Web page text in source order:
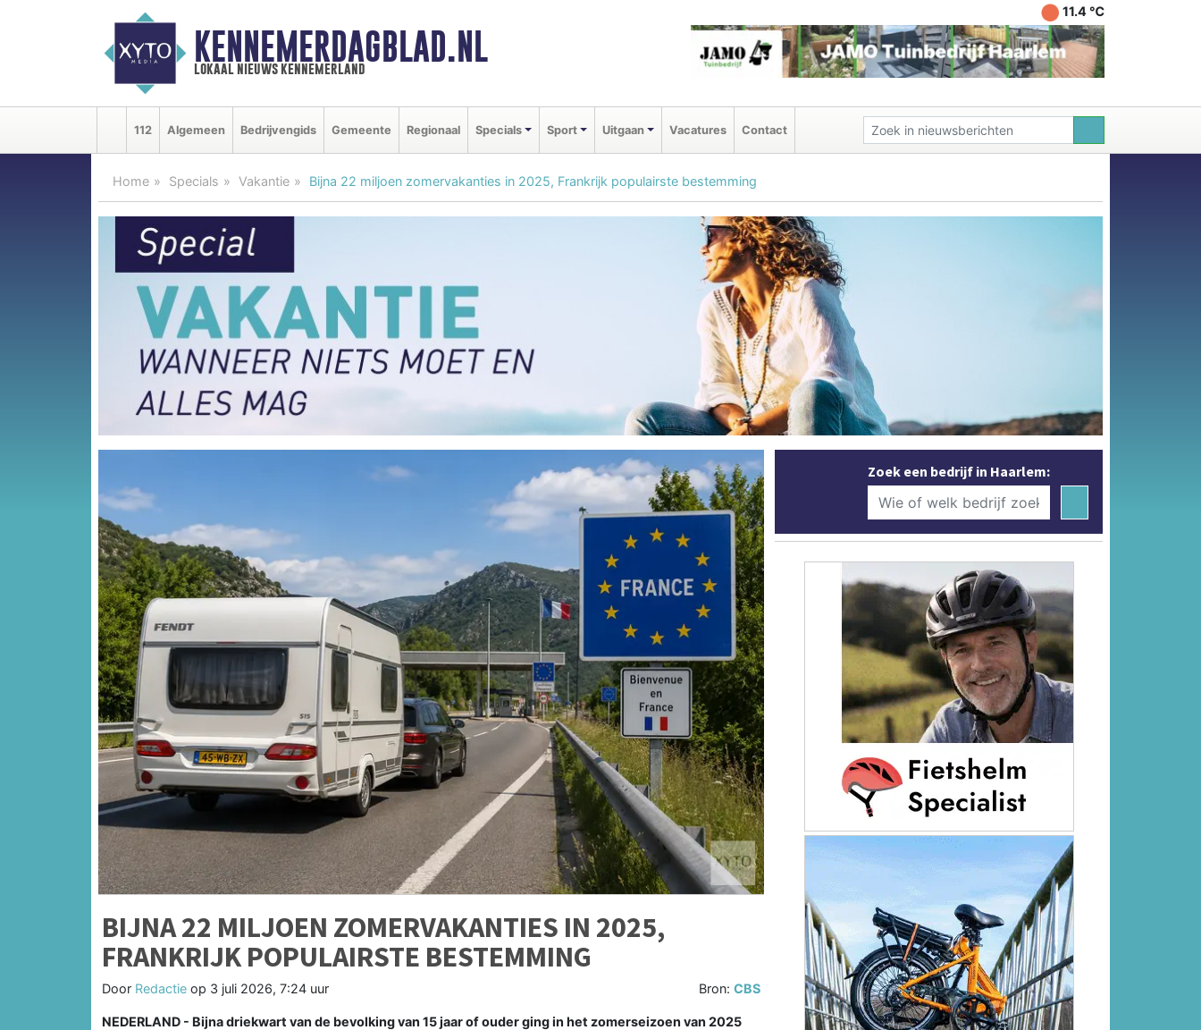
KENNEMERDAGBLAD.NL
lokaal nieuws kennemerland
11.4 ℃
112 Algemeen Bedrijvengids Gemeente Regionaal Specials Sport Uitgaan Vacatures Contact
Home Specials Vakantie Bijna 22 miljoen zomervakanties in 2025, Frankrijk populairste bestemming
BIJNA 22 MILJOEN ZOMERVAKANTIES IN 2025,
FRANKRIJK POPULAIRSTE BESTEMMING
Door Redactie op 3 juli 2026, 7:24 uur Bron:CBS
NEDERLAND - Bijna driekwart van de bevolking van 15 jaar of ouder ging in het zomerseizoen van 2025
Zoek een bedrijf in Haarlem: